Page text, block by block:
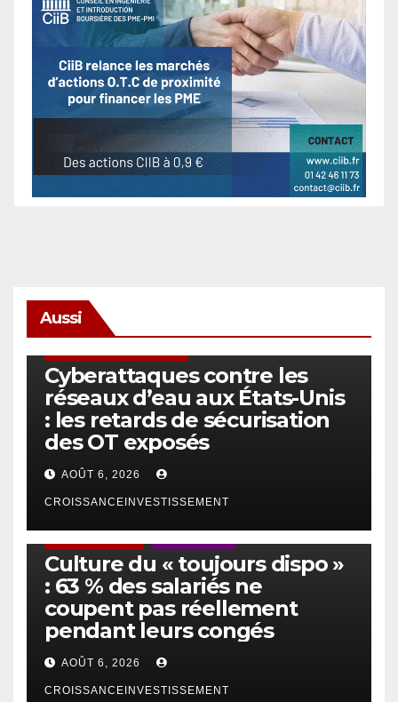
Aussi
Cyberattaques contre les
réseaux d’eau aux États-Unis
: les retards de sécurisation
des OT exposés
AOÛT 6, 2026
CROISSANCEINVESTISSEMENT
Culture du « toujours dispo »
: 63 % des salariés ne
coupent pas réellement
pendant leurs congés
AOÛT 6, 2026
CROISSANCEINVESTISSEMENT